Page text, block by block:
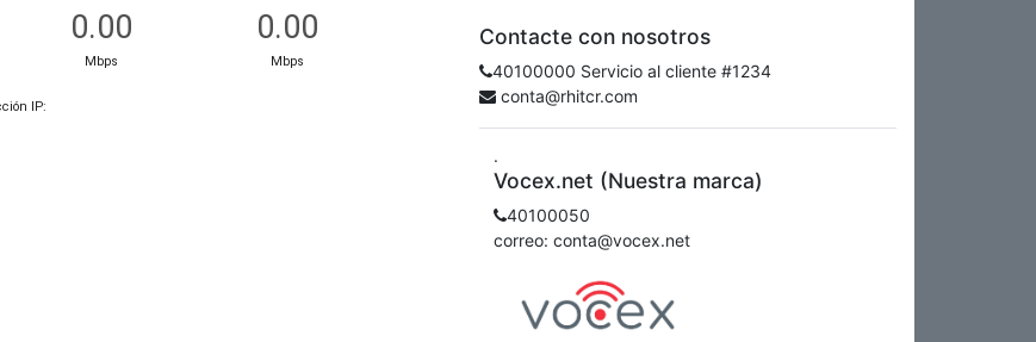
Contacte con nosotros
40100000 Servicio al cliente #1234
conta@rhitcr.com
.
Vocex.net (Nuestra marca)
40100050
correo: conta@vocex.net